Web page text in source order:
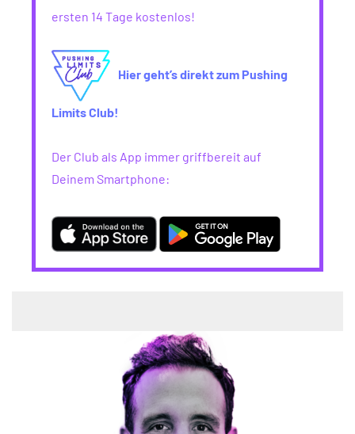
ersten 14 Tage kostenlos!
Hier geht’s direkt zum Pushing
Limits Club!
Der Club als App immer griffbereit auf
Deinem Smartphone: